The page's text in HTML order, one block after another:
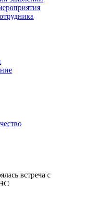
встреча с